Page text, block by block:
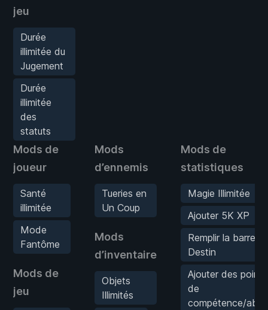
jeu
Durée
illimitée du
Jugement
Durée
illimitée
des
statuts
Mods de
joueur
Santé
illimitée
Mode
Fantôme
Mods de
jeu
Mods
d’ennemis
Tueries en
Un Coup
Mods
d’inventaire
Objets
Illimités
Mods de
statistiques
Magie Illimitée
Ajouter 5K XP
Remplir la barre
Destin
Ajouter des points
de
compétence/